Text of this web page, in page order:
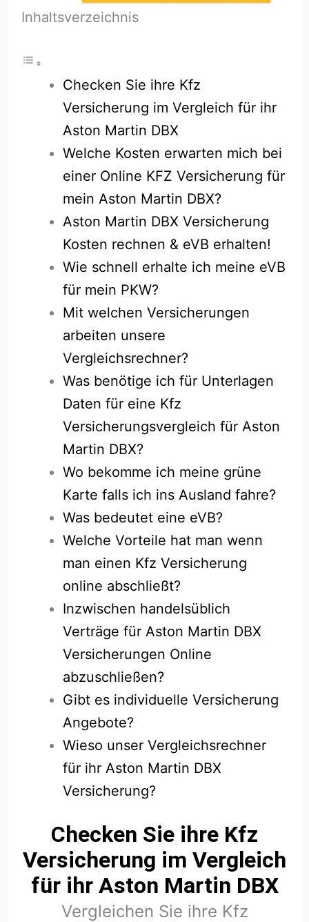
Inhaltsverzeichnis
Checken Sie ihre Kfz
Versicherung im Vergleich für ihr
Aston Martin DBX
Welche Kosten erwarten mich bei
einer Online KFZ Versicherung für
mein Aston Martin DBX?
Aston Martin DBX Versicherung
Kosten rechnen & eVB erhalten!
Wie schnell erhalte ich meine eVB
für mein PKW?
Mit welchen Versicherungen
arbeiten unsere
Vergleichsrechner?
Was benötige ich für Unterlagen
Daten für eine Kfz
Versicherungsvergleich für Aston
Martin DBX?
Wo bekomme ich meine grüne
Karte falls ich ins Ausland fahre?
Was bedeutet eine eVB?
Welche Vorteile hat man wenn
man einen Kfz Versicherung
online abschließt?
Inzwischen handelsüblich
Verträge für Aston Martin DBX
Versicherungen Online
abzuschließen?
Gibt es individuelle Versicherung
Angebote?
Wieso unser Vergleichsrechner
für ihr Aston Martin DBX
Versicherung?
Checken Sie ihre Kfz
Versicherung im Vergleich
für ihr Aston Martin DBX
Vergleichen Sie ihre Kfz